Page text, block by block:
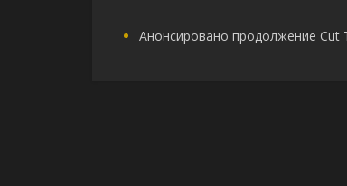
Анонсировано продолжение Cut